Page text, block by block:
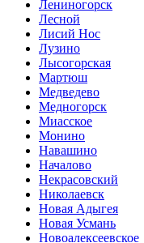
Лениногорск
Лесной
Лисий Нос
Лузино
Лысогорская
Мартюш
Медведево
Медногорск
Миасское
Монино
Навашино
Началово
Некрасовский
Николаевск
Новая Адыгея
Новая Усмань
Новоалексеевское